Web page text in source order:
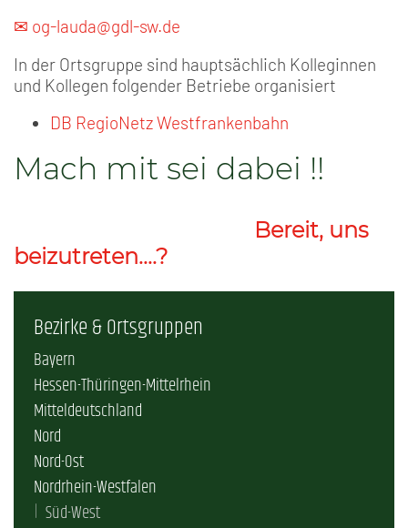
✉ og-lauda@gdl-sw.de
In der Ortsgruppe sind hauptsächlich Kolleginnen
und Kollegen folgender Betriebe organisiert
DB RegioNetz Westfrankenbahn
Mach mit sei dabei !!
Bereit, uns
beizutreten....?
Bezirke & Ortsgruppen
Bayern
Hessen-Thüringen-Mittelrhein
Mitteldeutschland
Nord
Nord-Ost
Nordrhein-Westfalen
Süd-West